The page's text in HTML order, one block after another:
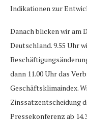
Indikationen zur
Danach blicken wir am
Deutschland. 9.55 Uhr
dann 11.00 Uhr das
Geschäftsklimaindex.
Zinssatzentscheidung
Pressekonferenz ab